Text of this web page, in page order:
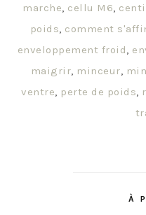
marche, cellu M6,
poids, comment
enveloppement froid,
maigrir, minceur,
ventre, perte de poids,
À